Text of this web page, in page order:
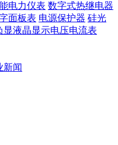
电力仪表 数字式热继电器
面板表 电源保护器 硅光
显液晶显示电压电流表
新闻